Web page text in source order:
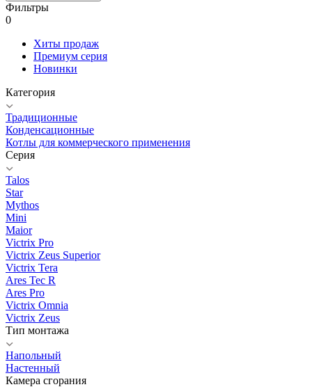
Фильтры
0
Хиты продаж
Премиум серия
Новинки
Категория
Традиционные
Конденсационные
Котлы для коммерческого применения
Серия
Talos
Star
Mythos
Mini
Maior
Victrix Pro
Victrix Zeus Superior
Victrix Tera
Ares Tec R
Ares Pro
Victrix Omnia
Victrix Zeus
Тип монтажа
Напольный
Настенный
Камера сгорания